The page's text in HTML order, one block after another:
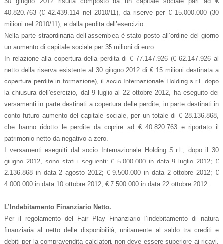
40.820.763 (€ 42.439.114 nel 2010/11), da riserve per € 15.000.000 (30
milioni nel 2010/11), e dalla perdita dell’esercizio.
Nella parte straordinaria dell’assemblea è stato posto all’ordine del giorno
un aumento di capitale sociale per 35 milioni di euro.
In relazione alla copertura della perdita di € 77.147.926 (€ 62.147.926 al
netto della riserva esistente al 30 giugno 2012 di € 15 milioni destinata a
copertura perdite in formazione), il socio Internazionale Holding s.r.l. dopo
la chiusura dell'esercizio, dal 9 luglio al 22 ottobre 2012, ha eseguito dei
versamenti in parte destinati a copertura delle perdite, in parte destinati in
conto futuro aumento del capitale sociale, per un totale di € 28.136.868,
che hanno ridotto le perdite da coprire ad € 40.820.763 e riportato il
patrimonio netto da negativo a zero.
I versamenti eseguiti dal socio Internazionale Holding S.r.l., dopo il 30
giugno 2012, sono stati i seguenti: € 5.000.000 in data 9 luglio 2012; €
2.136.868 in data 2 agosto 2012; € 9.500.000 in data 2 ottobre 2012; €
4.000.000 in data 10 ottobre 2012; € 7.500.000 in data 22 ottobre 2012.
L’Indebitamento Finanziario Netto.
Per il regolamento del Fair Play Finanziario l’indebitamento di natura
finanziaria al netto delle disponibilità, unitamente al saldo tra crediti e
debiti per la compravendita calciatori, non deve essere superiore ai ricavi.